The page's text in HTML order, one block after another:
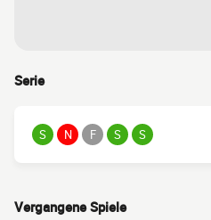
Serie
S N F S S
Vergangene Spiele